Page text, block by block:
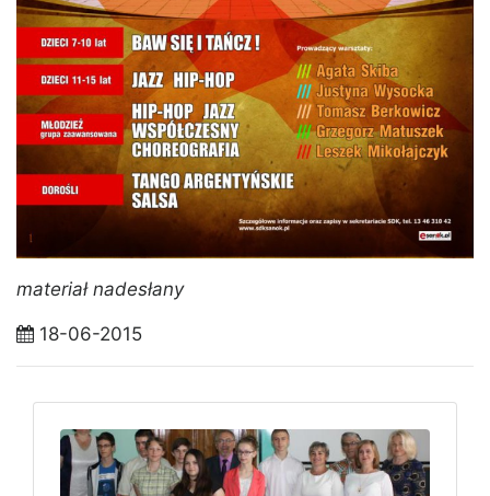
materiał nadesłany
18-06-2015